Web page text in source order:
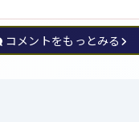
コメントをもっとみる